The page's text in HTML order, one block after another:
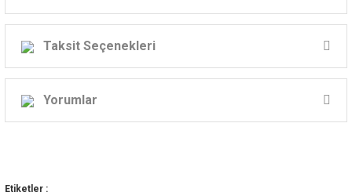
DAB KVC Serisi
DİK MİLLİ SANTRİFÜJ
POMPALAR
Taksit Seçenekleri
Yorumlar
Etiketler :